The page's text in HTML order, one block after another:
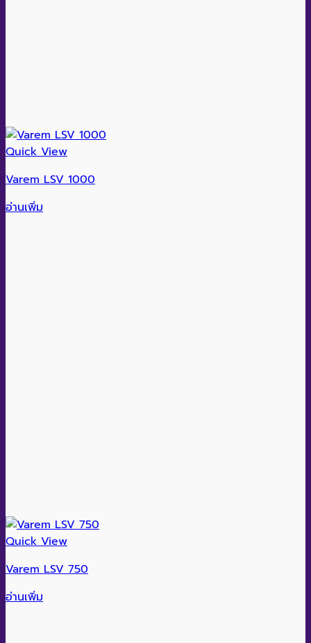
Quick View
Varem LSV 1000
อ่านเพิ่ม
Quick View
Varem LSV 750
อ่านเพิ่ม